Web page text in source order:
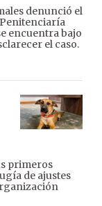
denunció el
encuentra bajo
el caso.
primeros
de ajustes